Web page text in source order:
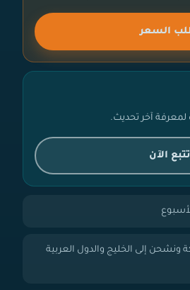
السعر
لمعرفة آخر تحديث.
تتبع الآن
إلى الخليج والدول العربية